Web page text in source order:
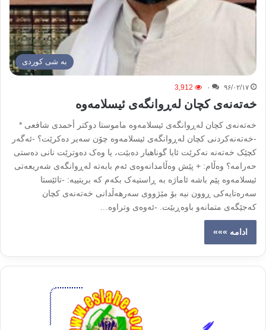
به شی کوردی
۹۶/۰۲/۱۷ ۰ 3,912
خەتەنەى کچان لەڕوانگەى ئیسلامەوە
خەتەنەى کچان لەڕوانگەى ئیسلامەوە ماموستا دوکتر أحمدی شافعی *
-خەتەنەکردنى کچان لەڕوانگەى ئیسلامەوە چۆن سەیر دەکرێت؟ -ئەگەر
کچێک خەتەنە نەکرێت ئایا گوناهبار دەبێت، یا وەک دەوترێت نانى دەستى
حەرامە؟ وەڵام: + پێش وەڵامدانەوەى ئەم بابەتە لەڕوانگەى شەریعەتى
ئیسلامەوە پێم باشە ئاماژە بە ڕاستیەک بکەم کە بریتییە: -تائێستا
سەرەتایەکى ڕوون نیە بۆ مێژووى سەرهەڵدانى خەتەنەى کچان
کەجێگەى متمانەو باوەڕبێت. -ئەوەى وتراوە…
ادامه »»»